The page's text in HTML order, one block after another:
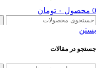
0 محصول ۰ تومان
بستن
جستجو در مقالات